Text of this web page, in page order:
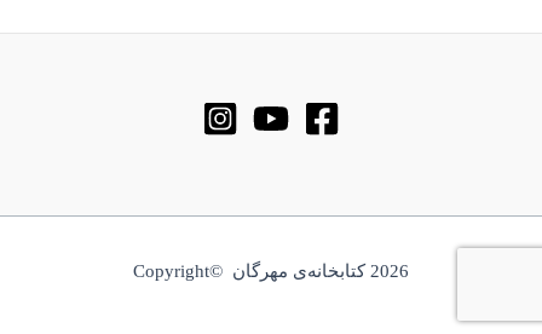
2026 کتابخانه‌ی مهرگان ©Copyright